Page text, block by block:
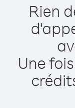
Rien
Une